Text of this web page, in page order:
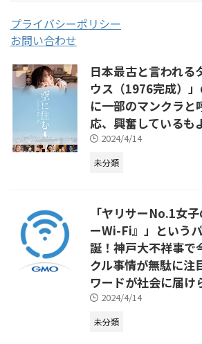
プライバシーポリシー
お問い合わせ
日本最古と言われる
ウス（1976完成）
に一部のマンクラと
応、興奮しているも
2024/4/14
未分類
「ヤリサーNo.1女
ーWi-Fi』」という
誕！神戸大不祥事で
クル事情が無駄に注
ワードが社会に届け
2024/4/14
未分類